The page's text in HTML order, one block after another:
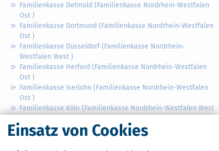
Einsatz von Cookies
Familienkasse Detmold (Familienkasse Nordrhein-Westfalen
Ost )
Familienkasse Dortmund (Familienkasse Nordrhein-Westfalen
Ost )
Familienkasse Düsseldorf (Familienkasse Nordrhein-
Westfalen West )
Familienkasse Herford (Familienkasse Nordrhein-Westfalen
Ost )
Familienkasse Iserlohn (Familienkasse Nordrhein-Westfalen
Ost )
Familienkasse Köln (Familienkasse Nordrhein-Westfalen West
Familienkasse Krefeld (Familienkasse Nordrhein-Westfalen
West )
Familienkasse Meschede (Familienkasse Nordrhein-